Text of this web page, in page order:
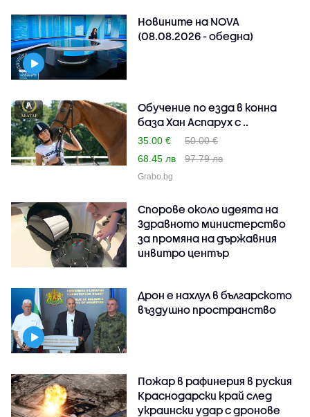
Новините на NOVA
(08.08.2026 - обедна)
Обучение по езда в конна
база Хан Аспарух с ..
35.00 €
50.00 €
68.45 лв
97.79 лв
Grabo.bg
Спорове около идеята на
Здравното министерство
за промяна на държавния
инвитро център
Дрон е нахлул в българското
въздушно пространство
Пожар в рафинерия в руския
Краснодарски край след
украински удар с дронове